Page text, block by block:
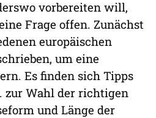
vorbereiten will,
Frage offen. Zunächst
europäischen
um eine
Es finden sich Tipps
zur Wahl der richtigen
und Länge der